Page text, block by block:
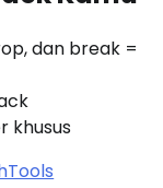
dan break =
khusus